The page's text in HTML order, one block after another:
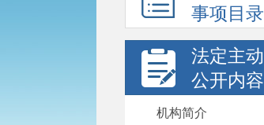
事项目录
法定主动
公开内容
机构简介